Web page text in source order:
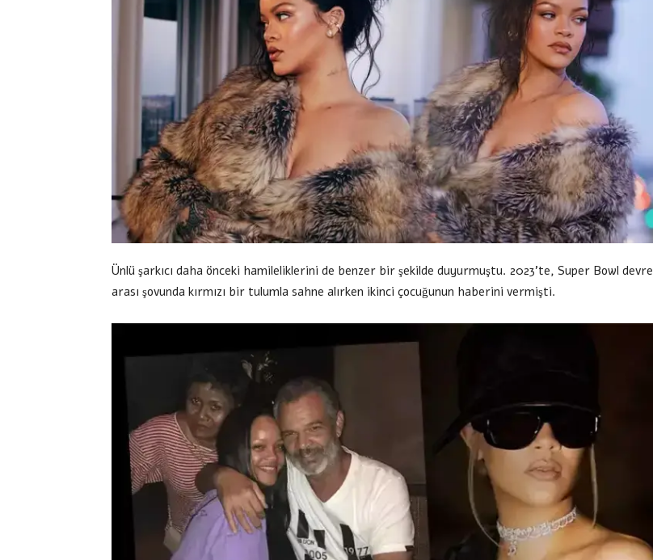
Ünlü şarkıcı daha önceki hamileliklerini de benzer bir şekilde duyurmuştu. 2023’te, Super Bowl devre
arası şovunda kırmızı bir tulumla sahne alırken ikinci çocuğunun haberini vermişti.